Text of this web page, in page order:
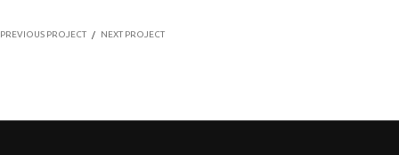
PREVIOUS PROJECT / NEXT PROJECT